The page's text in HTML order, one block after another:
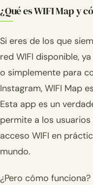
¿Qué es WIFI Map y
Si eres de los que
red WIFI disponible,
o simplemente para
Instagram, WIFI Map
Esta app es un
permite a los
acceso WIFI en
mundo.
¿Pero cómo